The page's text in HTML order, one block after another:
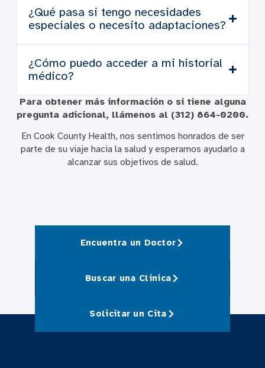
¿Qué pasa si tengo necesidades
especiales o necesito adaptaciones?
¿Cómo puedo acceder a mi historial
médico?
Para obtener más información o si tiene alguna
pregunta adicional, llámenos al (312) 864-0200.
En Cook County Health, nos sentimos honrados de ser
parte de su viaje hacia la salud y esperamos ayudarlo a
alcanzar sus objetivos de salud.
Encuentra un Doctor
Buscar una Clinica
Solicitar un Cita